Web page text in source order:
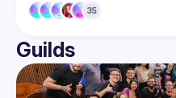
35
Guilds